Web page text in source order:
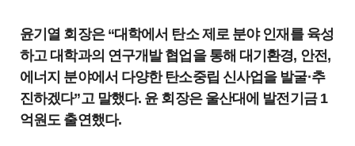
윤기열 회장은 “대학에서 탄소 제로 분야 인재를 육성
하고 대학과의 연구개발 협업을 통해 대기환경, 안전,
에너지 분야에서 다양한 탄소중립 신사업을 발굴·추
진하겠다”고 말했다. 윤 회장은 울산대에 발전기금 1
억원도 출연했다.